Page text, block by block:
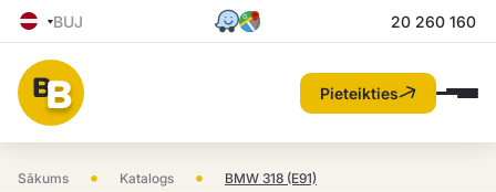
BUJ 20 260 160
Pieteikties
Sākums • Katalogs • BMW 318 (E91)